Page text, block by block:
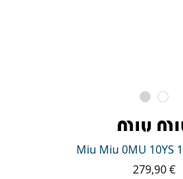
Miu Miu 0MU 10YS
279,90 €